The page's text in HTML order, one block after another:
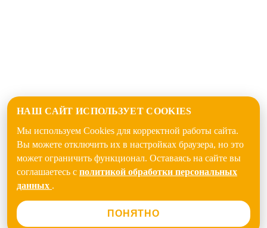
НАШ САЙТ ИСПОЛЬЗУЕТ COOKIES
Мы используем Cookies для корректной работы сайта.
Вы можете отключить их в настройках браузера, но это
может ограничить функционал. Оставаясь на сайте вы
соглашаетесь с политикой обработки персональных
данных .
ПОНЯТНО